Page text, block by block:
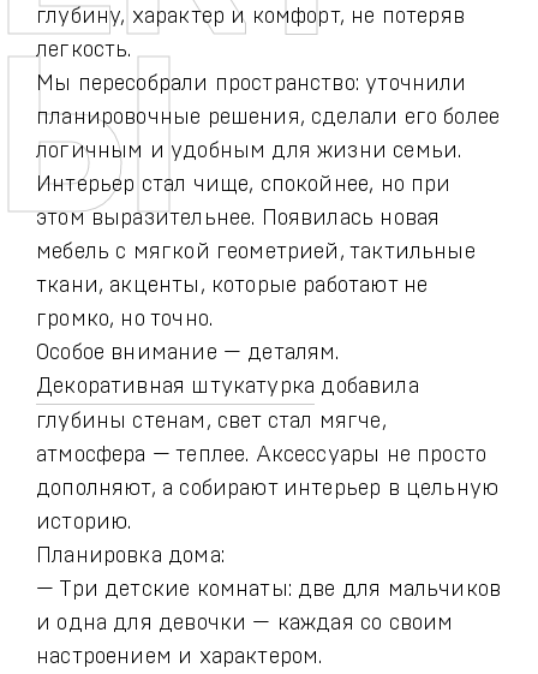
глубину, характер и комфорт, не потеряв
легкость.
Мы пересобрали пространство: уточнили
планировочные решения, сделали его более
логичным и удобным для жизни семьи.
Интерьер стал чище, спокойнее, но при
этом выразительнее. Появилась новая
мебель с мягкой геометрией, тактильные
ткани, акценты, которые работают не
громко, но точно.
Особое внимание — деталям.
Декоративная штукатурка добавила
глубины стенам, свет стал мягче,
атмосфера — теплее. Аксессуары не просто
дополняют, а собирают интерьер в цельную
историю.
Планировка дома:
— Три детские комнаты: две для мальчиков
и одна для девочки — каждая со своим
настроением и характером.